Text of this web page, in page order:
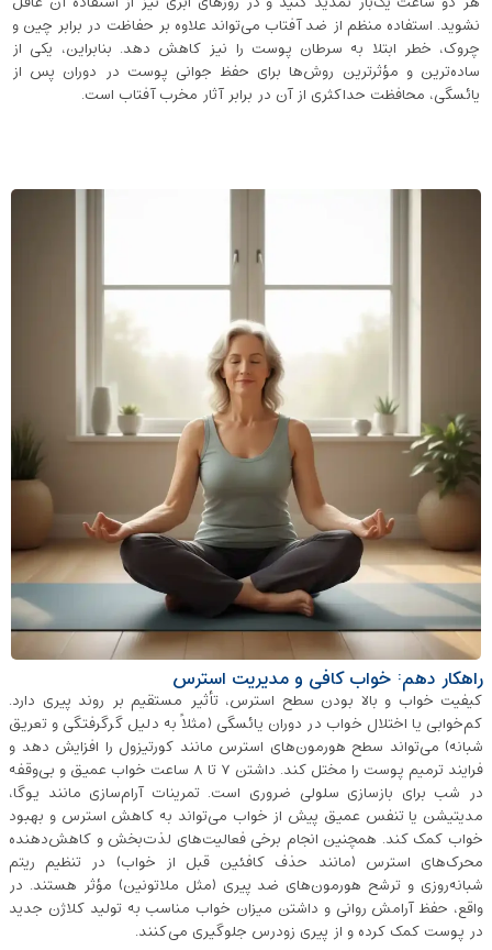
نشوید. استفاده منظم از ضد آفتاب می‌تواند علاوه بر حفاظت در برابر چین ‌و
چروک، خطر ابتلا به سرطان پوست را نیز کاهش دهد. بنابراین، یکی از
ساده‌ترین و مؤثرترین روش‌ها برای حفظ جوانی پوست در دوران پس از
یائسگی، محافظت حداکثری از آن در برابر آثار مخرب آفتاب است.
راهکار دهم: خواب کافی و مدیریت استرس
کیفیت خواب و بالا بودن سطح استرس، تأثیر مستقیم بر روند پیری دارد.
کم‌خوابی یا اختلال خواب در دوران یائسگی (مثلاً به‌ دلیل گرگرفتگی و تعریق
شبانه) می‌تواند سطح هورمون‌های استرس مانند کورتیزول را افزایش دهد و
فرایند ترمیم پوست را مختل کند. داشتن ۷ تا ۸ ساعت خواب عمیق و بی‌وقفه
در شب برای بازسازی سلولی ضروری است. تمرینات آرام‌سازی مانند یوگا،
مدیتیشن یا تنفس عمیق پیش از خواب می‌تواند به کاهش استرس و بهبود
خواب کمک کند. همچنین انجام برخی فعالیت‌های لذت‌بخش و کاهش‌دهنده
محرک‌های استرس (مانند حذف کافئین قبل از خواب) در تنظیم ریتم
شبانه‌روزی و ترشح هورمون‌های ضد پیری (مثل ملاتونین) مؤثر هستند. در
واقع، حفظ آرامش روانی و داشتن میزان خواب مناسب به تولید کلاژن جدید
در پوست کمک کرده و از پیری زودرس جلوگیری می‌کنند.